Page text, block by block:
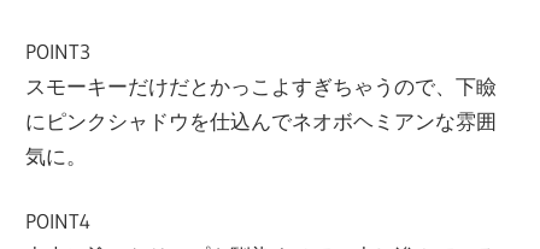
POINT3
スモーキーだけだとかっこよすぎちゃうので、下瞼
にピンクシャドウを仕込んでネオボヘミアンな雰囲
気に。
POINT4